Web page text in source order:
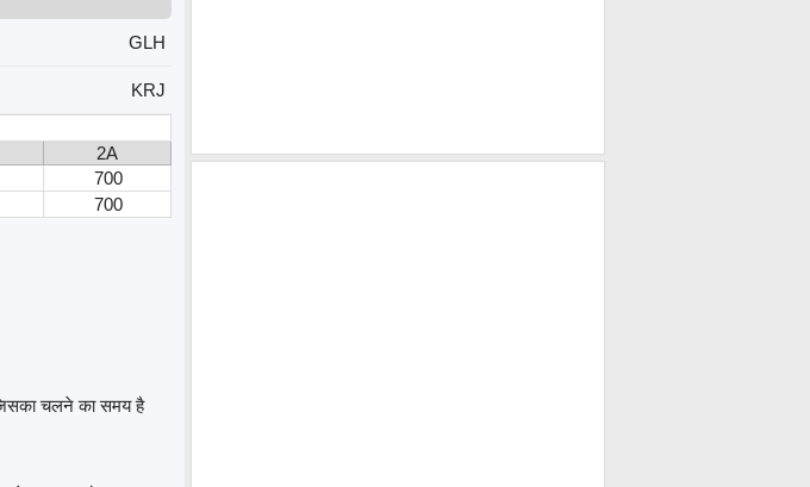
GLH
KRJ
2A
700
700
चलने का समय है